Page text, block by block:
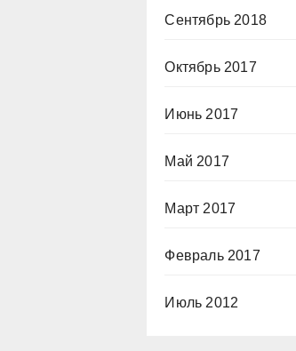
Сентябрь 2018
Октябрь 2017
Июнь 2017
Май 2017
Март 2017
Февраль 2017
Июль 2012